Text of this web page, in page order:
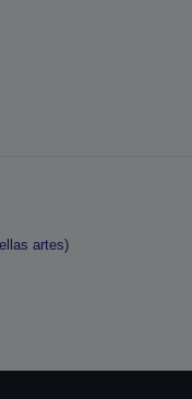
artes)